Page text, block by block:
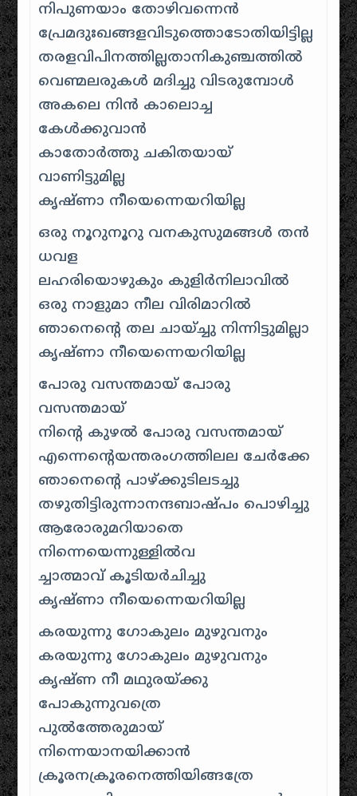
നിപുണയാം തോഴിവന്നെൻ
പ്രേമദുഃഖങ്ങളവിടുത്തൊടോതിയിട്ടില്ല
തരളവിപിനത്തില്ലതാനികുഞ്ചത്തില്‍
വെണ്മലരുകള്‍ മദിച്ചു വിടരുമ്പോള്‍
അകലെ നിന്‍ കാലൊച്ച
കേള്‍ക്കുവാന്‍
കാതോര്‍ത്തു ചകിതയായ്‌
വാണിട്ടുമില്ല
കൃഷ്ണാ നീയെന്നെയറിയില്ല
ഒരു നൂറുനൂറു വനകുസുമങ്ങള്‍ തന്‍
ധവള
ലഹരിയൊഴുകും കുളിര്‍നിലാവില്‍
ഒരു നാളുമാ നീല വിരിമാറില്‍
ഞാനെന്‍റെ തല ചായ്ച്ചു നിന്നിട്ടുമില്ലാ
കൃഷ്ണാ നീയെന്നെയറിയില്ല
പോരു വസന്തമായ്‌ പോരു
വസന്തമായ്‌
നിന്‍റെ കുഴല്‍ പോരു വസന്തമായ്‌
എന്നെന്റെയന്തരംഗത്തിലല ചേര്‍ക്കേ
ഞാനെന്‍റെ പാഴ്ക്കുടിലടച്ചു
തഴുതിട്ടിരുന്നാനന്ദബാഷ്പം പൊഴിച്ചു
ആരോരുമറിയാതെ
നിന്നെയെന്നുള്ളില്‍വ
ച്ചാത്മാവ് കൂടിയര്‍ചിച്ചു
കൃഷ്ണാ നീയെന്നെയറിയില്ല
കരയുന്നു ഗോകുലം മുഴുവനും
കരയുന്നു ഗോകുലം മുഴുവനും
കൃഷ്ണ നീ മഥുരയ്ക്കു
പോകുന്നുവത്രെ
പുല്‍ത്തേരുമായ്‌
നിന്നെയാനയിക്കാന്‍
ക്രൂരനക്രൂരനെത്തിയിങ്ങത്രേ